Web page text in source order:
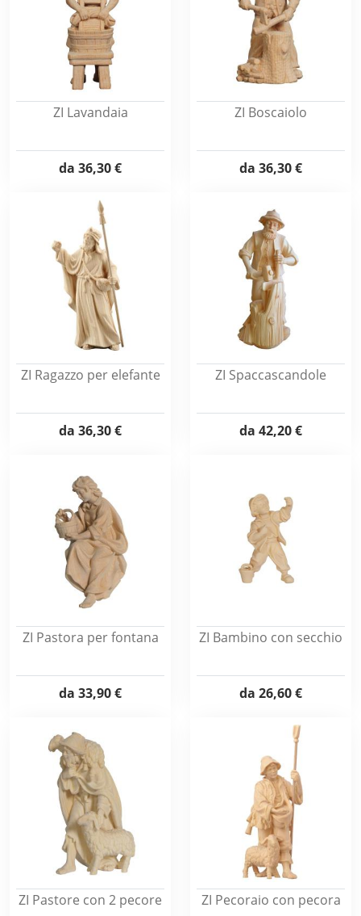
ZI Lavandaia
da 36,30 €
ZI Boscaiolo
da 36,30 €
ZI Ragazzo per elefante
da 36,30 €
ZI Spaccascandole
da 42,20 €
ZI Pastora per fontana
da 33,90 €
ZI Bambino con secchio
da 26,60 €
ZI Pastore con 2 pecore ZI Pecoraio con pecora